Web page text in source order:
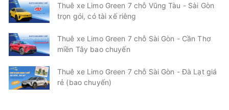
18:5110/08/2026 11/0803:11
xăng 47)
Năng
Giá vé: 400.000 Còn trống:
Thuê xe Limo Green 7 chỗ Vũng Tàu - Sài Gòn
trọn gói, có tài xế riêng
Thuê xe Limo Green 7 chỗ Sài Gòn - Cần Thơ
miền Tây bao chuyến
Thuê xe Limo Green 7 chỗ Sài Gòn - Đà Lạt giá
rẻ (bao chuyến)